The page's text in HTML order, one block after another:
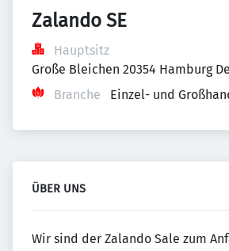
Zalando SE
Hauptsitz
Große Bleichen 20354 Hamburg
Branche
Einzel- und
ÜBER UNS
Wir sind der Zalando Sale zum